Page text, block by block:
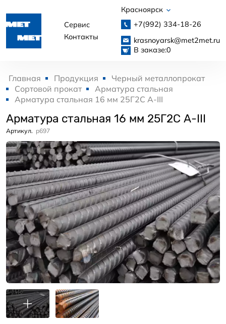
Сервис
Контакты
Красноярск
+7(992) 334-18-26
krasnoyarsk@met2met.ru
В заказе:0
Главная Продукция
Черный металлопрокат
Сортовой прокат
Арматура стальная
Арматура стальная 16 мм 25Г2С А-III
Арматура стальная 16 мм 25Г2С А-III
Артикул. p697